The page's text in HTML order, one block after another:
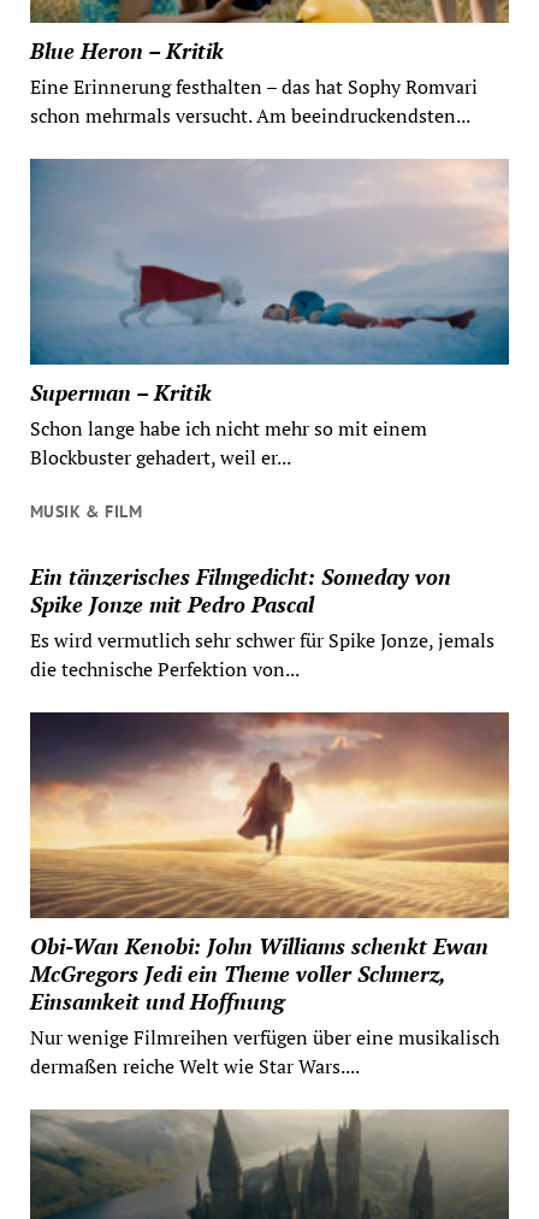
Blue Heron – Kritik
Eine Erinnerung festhalten – das hat Sophy Romvari
schon mehrmals versucht. Am beeindruckendsten...
Superman – Kritik
Schon lange habe ich nicht mehr so mit einem
Blockbuster gehadert, weil er...
MUSIK & FILM
Ein tänzerisches Filmgedicht: Someday von
Spike Jonze mit Pedro Pascal
Es wird vermutlich sehr schwer für Spike Jonze, jemals
die technische Perfektion von...
Obi-Wan Kenobi: John Williams schenkt Ewan
McGregors Jedi ein Theme voller Schmerz,
Einsamkeit und Hoffnung
Nur wenige Filmreihen verfügen über eine musikalisch
dermaßen reiche Welt wie Star Wars....